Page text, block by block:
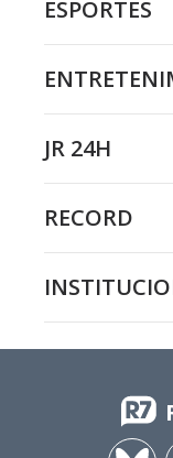
ESPORTES
JR 24H
RECORD